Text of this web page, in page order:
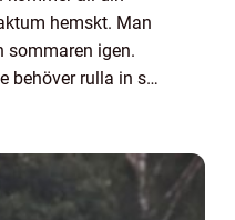
hemskt. Man
sommaren igen.
behöver rulla in sig